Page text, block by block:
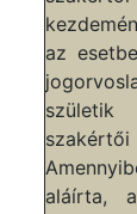
az
aláírta,